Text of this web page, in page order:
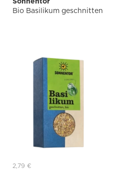
Bio Basilikum geschnitten
2,79 €